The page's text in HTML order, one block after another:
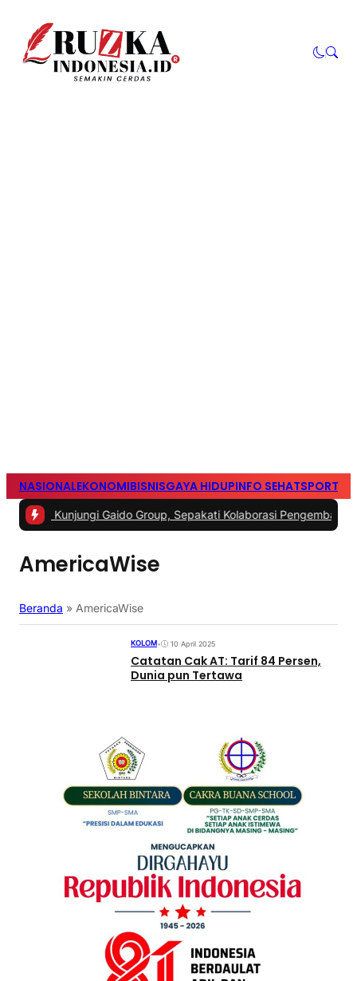
NASIONALEKONOMIBISNISGAYA HIDUPINFO SEHATSPORTS
Gaido Group, Sepakati Kolaborasi Pengembangan Ekonomi
AmericaWise
Beranda » AmericaWise
KOLOM• 10 April 2025
Catatan Cak AT: Tarif 84 Persen,
Dunia pun Tertawa